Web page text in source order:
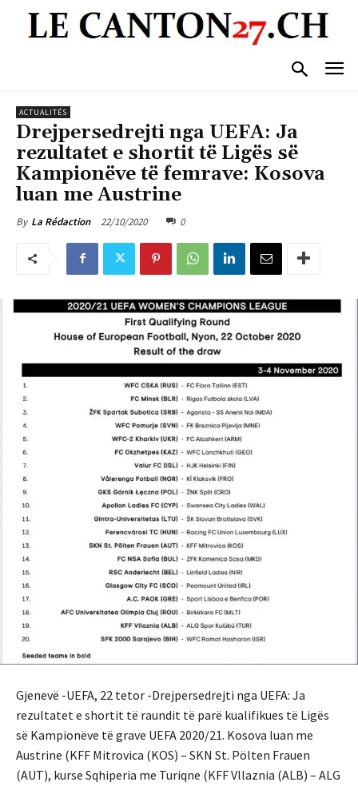
ACTUALITÉS
Drejpersedrejti nga UEFA: Ja
rezultatet e shortit të Ligës së
Kampionëve të femrave: Kosova
luan me Austrine
By La Rédaction 22/10/2020 0
Gjenevë -UEFA, 22 tetor -Drejpersedrejti nga UEFA: Ja
rezultatet e shortit të raundit të parë kualifikues të Ligës
së Kampionëve të grave UEFA 2020/21. Kosova luan me
Austrine (KFF Mitrovica (KOS) – SKN St. Pölten Frauen
(AUT), kurse Sqhiperia me Turiqne (KFF Vllaznia (ALB) – ALG